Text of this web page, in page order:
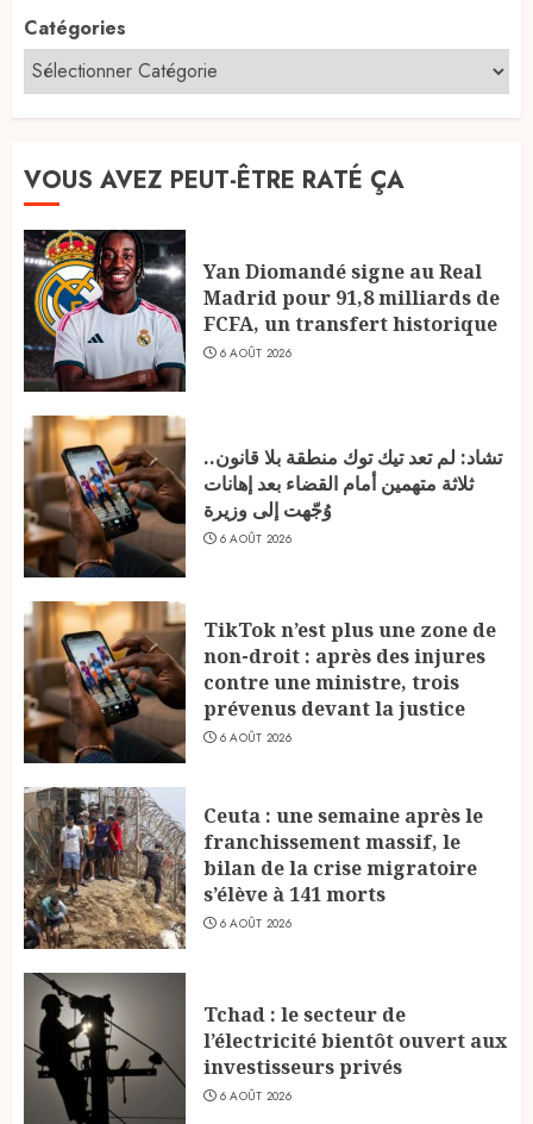
Catégories
VOUS AVEZ PEUT-ÊTRE RATÉ ÇA
Yan Diomandé signe au Real
Madrid pour 91,8 milliards de
FCFA, un transfert historique
6 AOÛT 2026
تشاد: لم تعد تيك توك منطقة بلا قانون..
ثلاثة متهمين أمام القضاء بعد إهانات
وُجّهت إلى وزيرة
6 AOÛT 2026
TikTok n’est plus une zone de
non-droit : après des injures
contre une ministre, trois
prévenus devant la justice
6 AOÛT 2026
Ceuta : une semaine après le
franchissement massif, le
bilan de la crise migratoire
s’élève à 141 morts
6 AOÛT 2026
Tchad : le secteur de
l’électricité bientôt ouvert aux
investisseurs privés
6 AOÛT 2026